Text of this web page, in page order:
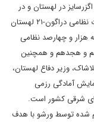
در لهستان و در
نزدیکی مرزهای روسیه و بلاروس، مرحله فعال تمرینات نظامی دراگون-۲۱ لهستان
هزار و چهارصد نظامی
و هجدهم و همچنین
وزیر دفاع لهستان،
که که هدف اصلی از رزمایش دراگون-۲۱ آزمایش آمادگی رزمی
شرقی کشور است.
شده توسط ورشو با هدف